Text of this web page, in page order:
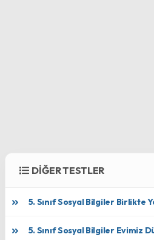
DİĞER TESTLER
5. Sınıf Sosyal Bilgiler Birlikte
5. Sınıf Sosyal Bilgiler Evimiz